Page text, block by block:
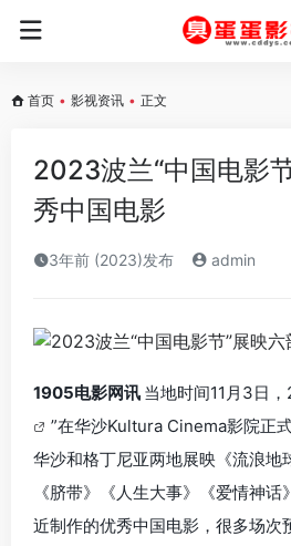
首页 • 影视资讯 • 正文
2023波兰“中国电影
秀中国电影
3年前 (2023)发布 admin
1905电影网讯 当地时间11月3日
”在华沙Kultura Cinema影院正
华沙和格丁尼亚两地展映《流浪地
《脐带》《人生大事》《爱情神
近制作的优秀中国电影，很多场次